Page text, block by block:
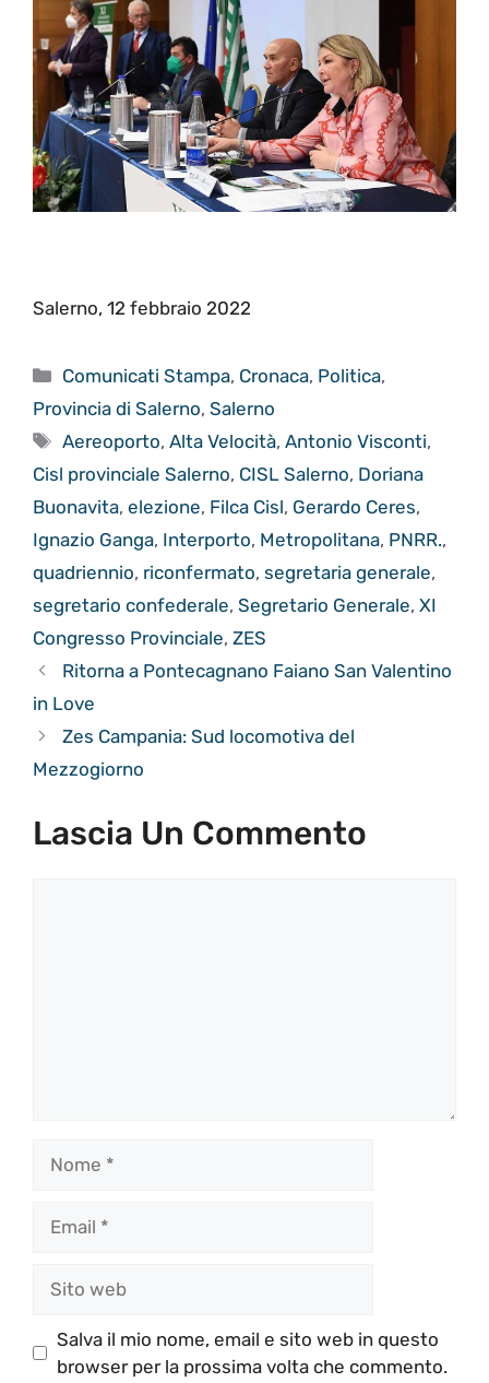
Salerno, 12 febbraio 2022
Categorie
Comunicati Stampa, Cronaca, Politica,
Provincia di Salerno, Salerno
Tag
Aereoporto,Alta Velocità,Antonio Visconti,
Cisl provinciale Salerno, CISL Salerno, Doriana
Buonavita, elezione, Filca Cisl, Gerardo Ceres,
Ignazio Ganga, Interporto, Metropolitana, PNRR.,
quadriennio, riconfermato, segretaria generale,
segretario confederale, Segretario Generale, XI
Congresso Provinciale, ZES
Ritorna a Pontecagnano Faiano San Valentino
in Love
Zes Campania: Sud locomotiva del
Mezzogiorno
Lascia Un Commento
web
Salva il mio nome, email e sito web in questo
browser per la prossima volta che commento.